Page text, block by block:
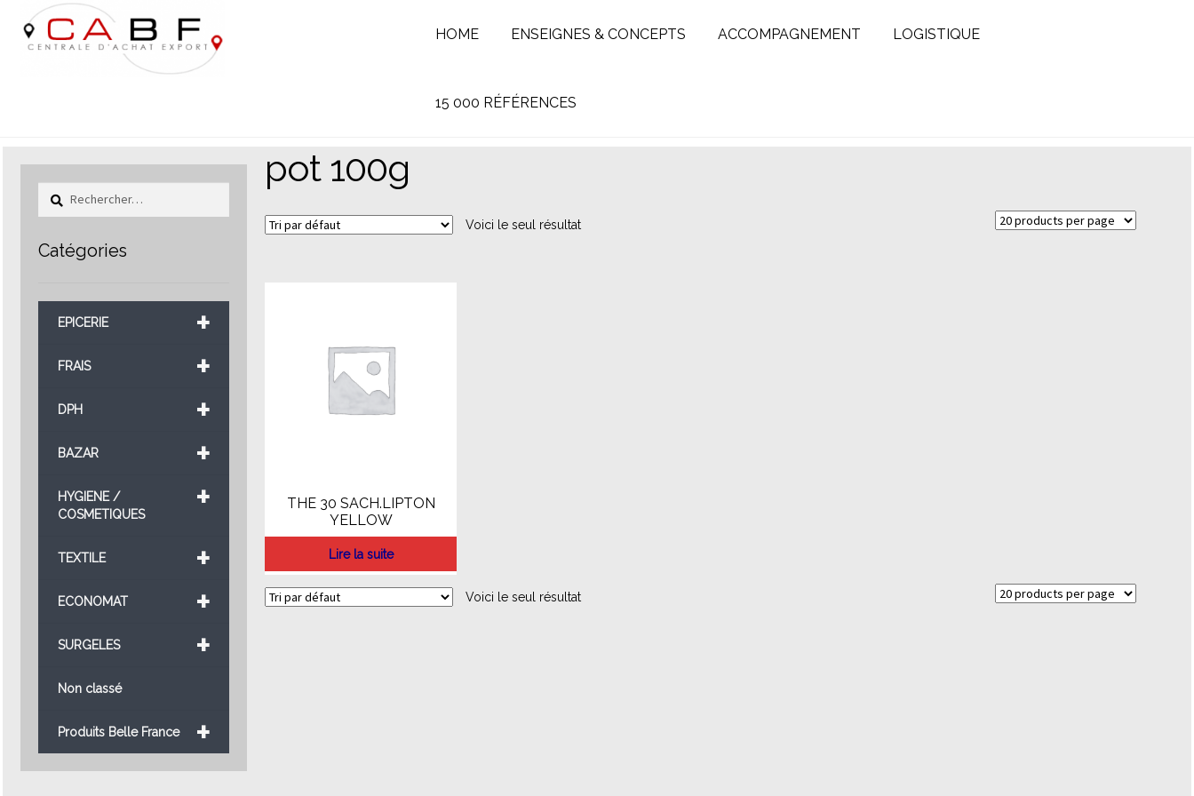
Aller
à
la
Aller
au
contenu
HOME ENSEIGNES & CONCEPTS ACCOMPAGNEMENT LOGISTIQUE
15 000 RÉFÉRENCES
pot 100g
Voici le seul résultat
THE 30 SACH.LIPTON
YELLOW
Lire la suite
Voici le seul résultat
Rechercher :
Catégories
+
EPICERIE
+
FRAIS
+
DPH
+
BAZAR
+
HYGIENE /
COSMETIQUES
+
TEXTILE
+
ECONOMAT
+
SURGELES
Non classé
+
Produits Belle France